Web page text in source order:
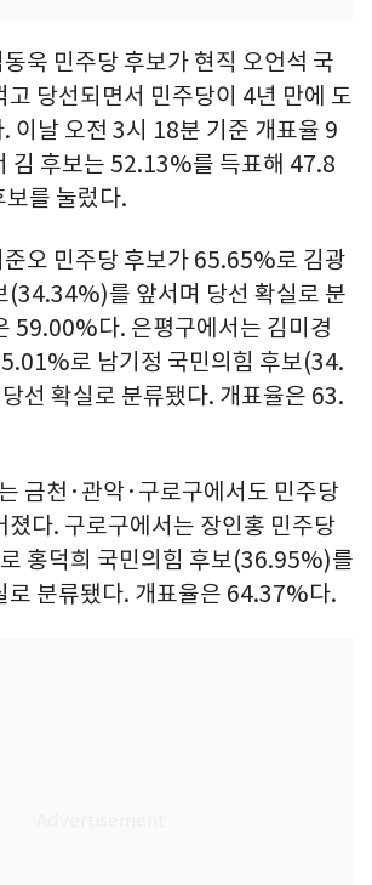
욱 민주당 후보가 현직 오언석 국
고 당선되면서 민주당이 4년 만에 도
이날 오전 3시 18분 기준 개표율 9
김 후보는 52.13%를 득표해 47.8
를 눌렀다.
오 민주당 후보가 65.65%로 김광
(34.34%)를 앞서며 당선 확실로 분
59.00%다. 은평구에서는 김미경
로 남기정 국민의힘 후보(34.
선 확실로 분류됐다. 개표율은 63.
금천·관악·구로구에서도 민주당
졌다. 구로구에서는 장인홍 민주당
홍덕희 국민의힘 후보(36.95%)를
로 분류됐다. 개표율은 64.37%다.